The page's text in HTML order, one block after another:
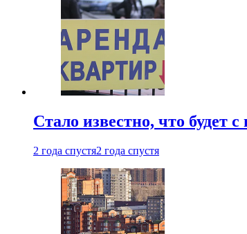
Стало известно, что будет
2 года спустя2 года спустя